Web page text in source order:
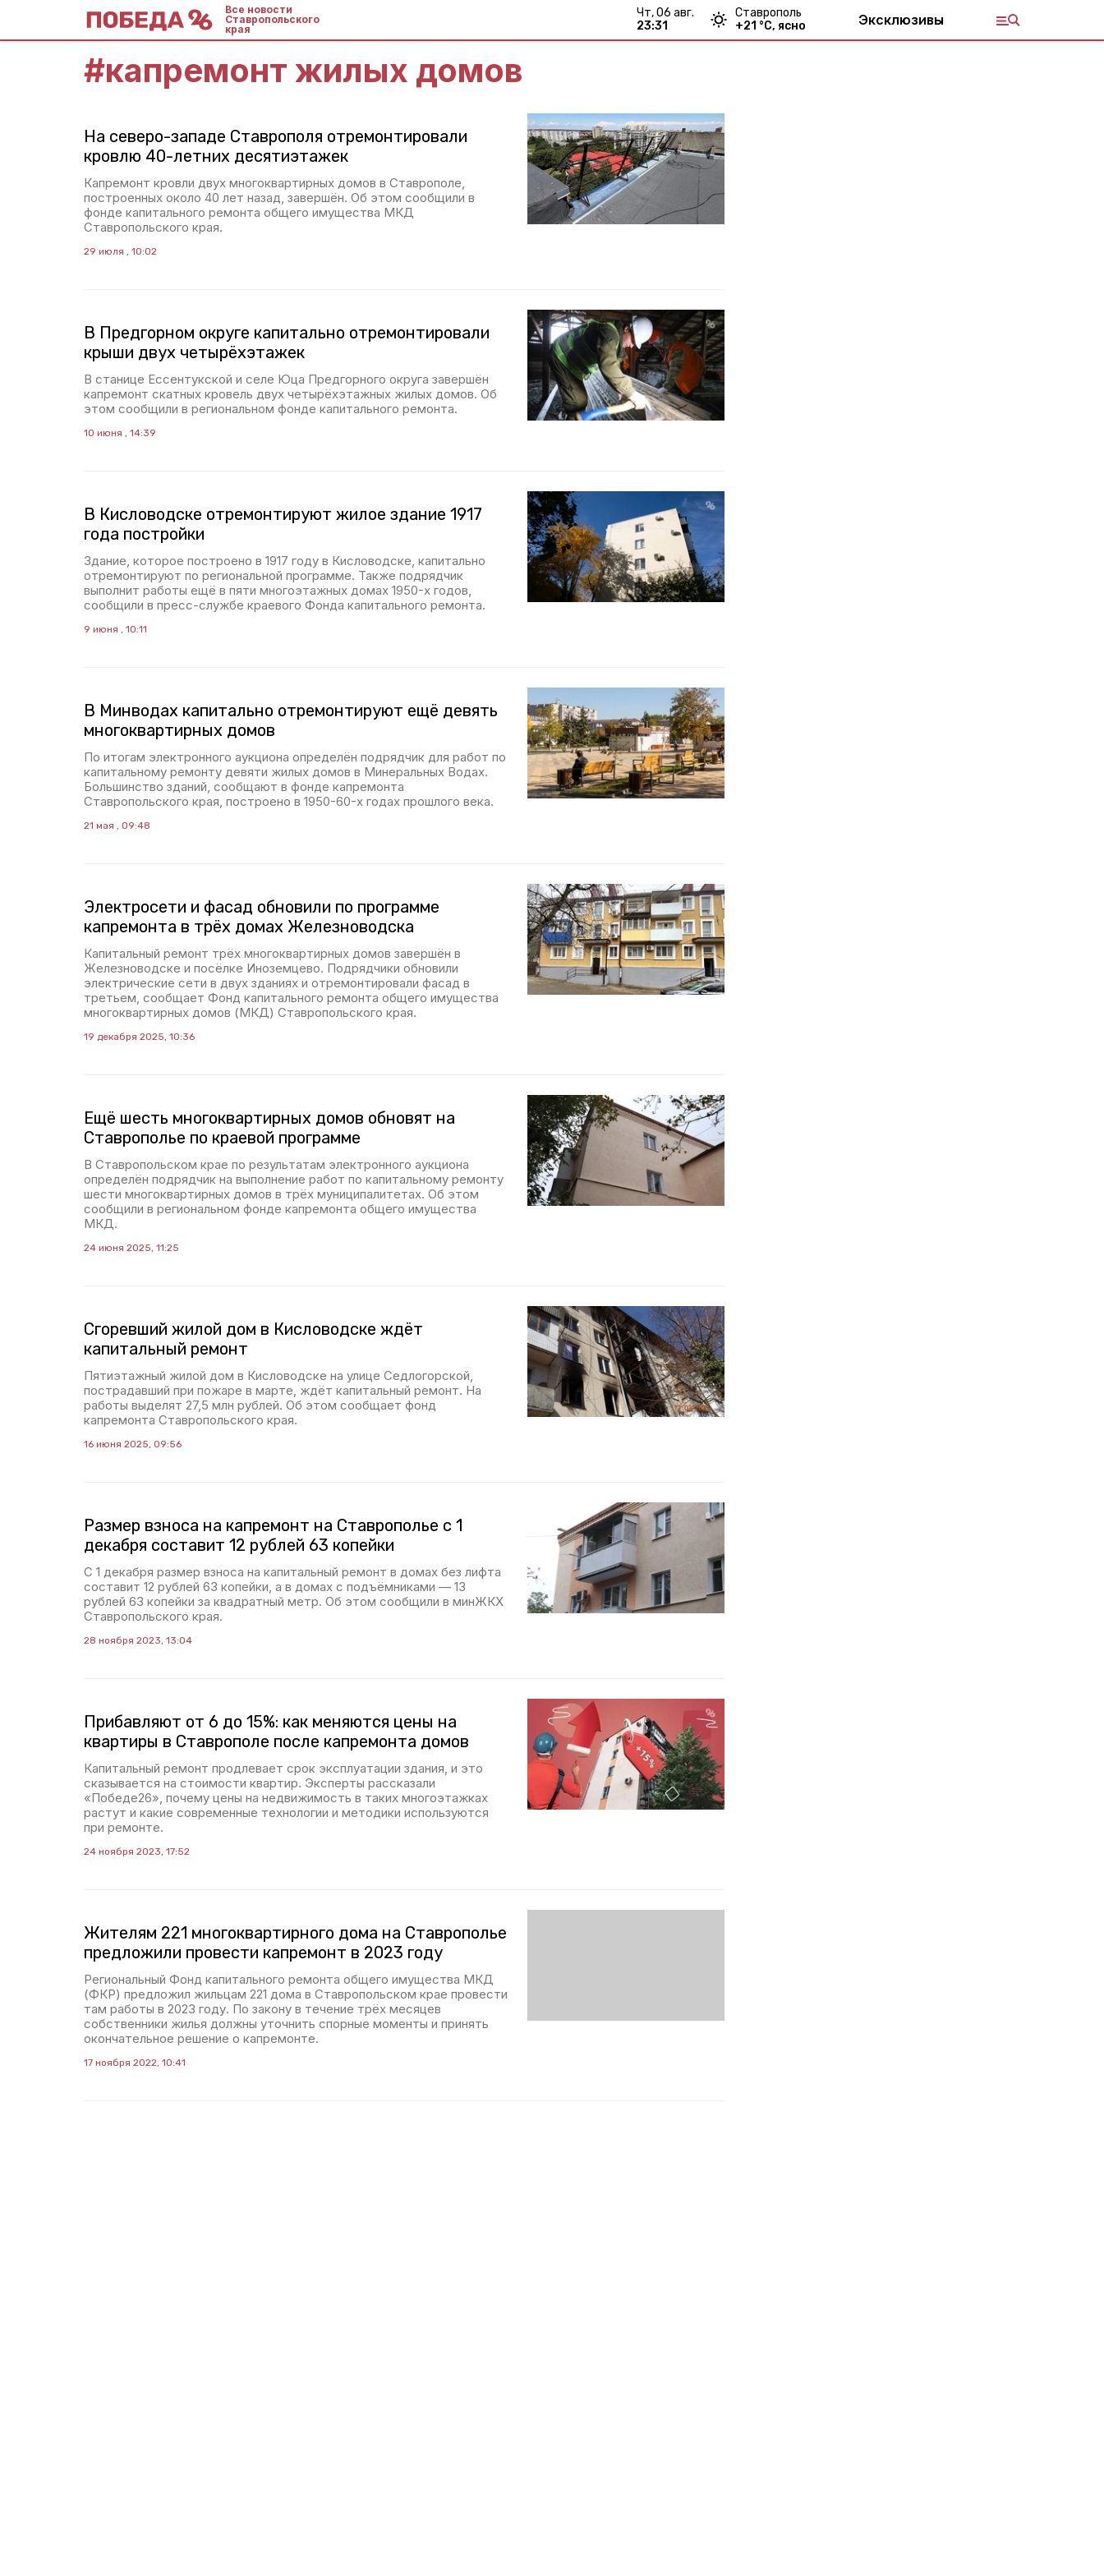
Все новости
Ставропольского
края
чт, 06 авг.
23:31
Ставрополь
+21 °С, ясно Эксклюзивы
#капремонт жилых домов
На северо-западе Ставрополя отремонтировали
кровлю 40-летних десятиэтажек
Капремонт кровли двух многоквартирных домов в Ставрополе,
построенных около 40 лет назад, завершён. Об этом сообщили в
фонде капитального ремонта общего имущества МКД
Ставропольского края.
29 июля , 10:02
В Предгорном округе капитально отремонтировали
крыши двух четырёхэтажек
В станице Ессентукской и селе Юца Предгорного округа завершён
капремонт скатных кровель двух четырёхэтажных жилых домов. Об
этом сообщили в региональном фонде капитального ремонта.
10 июня , 14:39
В Кисловодске отремонтируют жилое здание 1917
года постройки
Здание, которое построено в 1917 году в Кисловодске, капитально
отремонтируют по региональной программе. Также подрядчик
выполнит работы ещё в пяти многоэтажных домах 1950-х годов,
сообщили в пресс-службе краевого Фонда капитального ремонта.
9 июня , 10:11
В Минводах капитально отремонтируют ещё девять
многоквартирных домов
По итогам электронного аукциона определён подрядчик для работ по
капитальному ремонту девяти жилых домов в Минеральных Водах.
Большинство зданий, сообщают в фонде капремонта
Ставропольского края, построено в 1950-60-х годах прошлого века.
21 мая , 09:48
Электросети и фасад обновили по программе
капремонта в трёх домах Железноводска
Капитальный ремонт трёх многоквартирных домов завершён в
Железноводске и посёлке Иноземцево. Подрядчики обновили
электрические сети в двух зданиях и отремонтировали фасад в
третьем, сообщает Фонд капитального ремонта общего имущества
многоквартирных домов (МКД) Ставропольского края.
19 декабря 2025, 10:36
Ещё шесть многоквартирных домов обновят на
Ставрополье по краевой программе
В Ставропольском крае по результатам электронного аукциона
определён подрядчик на выполнение работ по капитальному ремонту
шести многоквартирных домов в трёх муниципалитетах. Об этом
сообщили в региональном фонде капремонта общего имущества
МКД.
24 июня 2025, 11:25
Сгоревший жилой дом в Кисловодске ждёт
капитальный ремонт
Пятиэтажный жилой дом в Кисловодске на улице Седлогорской,
пострадавший при пожаре в марте, ждёт капитальный ремонт. На
работы выделят 27,5 млн рублей. Об этом сообщает фонд
капремонта Ставропольского края.
16 июня 2025, 09:56
Размер взноса на капремонт на Ставрополье с 1
декабря составит 12 рублей 63 копейки
С 1 декабря размер взноса на капитальный ремонт в домах без лифта
составит 12 рублей 63 копейки, а в домах с подъёмниками — 13
рублей 63 копейки за квадратный метр. Об этом сообщили в минЖКХ
Ставропольского края.
28 ноября 2023, 13:04
Прибавляют от 6 до 15%: как меняются цены на
квартиры в Ставрополе после капремонта домов
Капитальный ремонт продлевает срок эксплуатации здания, и это
сказывается на стоимости квартир. Эксперты рассказали
«Победе26», почему цены на недвижимость в таких многоэтажках
растут и какие современные технологии и методики используются
при ремонте.
24 ноября 2023, 17:52
Жителям 221 многоквартирного дома на Ставрополье
предложили провести капремонт в 2023 году
Региональный Фонд капитального ремонта общего имущества МКД
(ФКР) предложил жильцам 221 дома в Ставропольском крае провести
там работы в 2023 году. По закону в течение трёх месяцев
собственники жилья должны уточнить спорные моменты и принять
окончательное решение о капремонте.
17 ноября 2022, 10:41